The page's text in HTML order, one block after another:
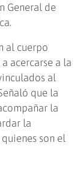
General de
al cuerpo
acercarse a la
al
que la
la
la
son el